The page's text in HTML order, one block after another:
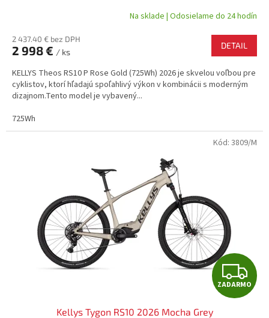
A
R
M
O
Na sklade | Odosielame do 24 hodín
2 437.40 € bez DPH
2 998 € / ks
DETAIL
KELLYS Theos RS10 P Rose Gold (725Wh) 2026 je skvelou voľbou pre
cyklistov, ktorí hľadajú spoľahlivý výkon v kombinácii s moderným
dizajnom.Tento model je vybavený...
725Wh
Z
A
ZADARMO
Kellys Tygon RS10 2026 Mocha Grey
Kód: 3809/M